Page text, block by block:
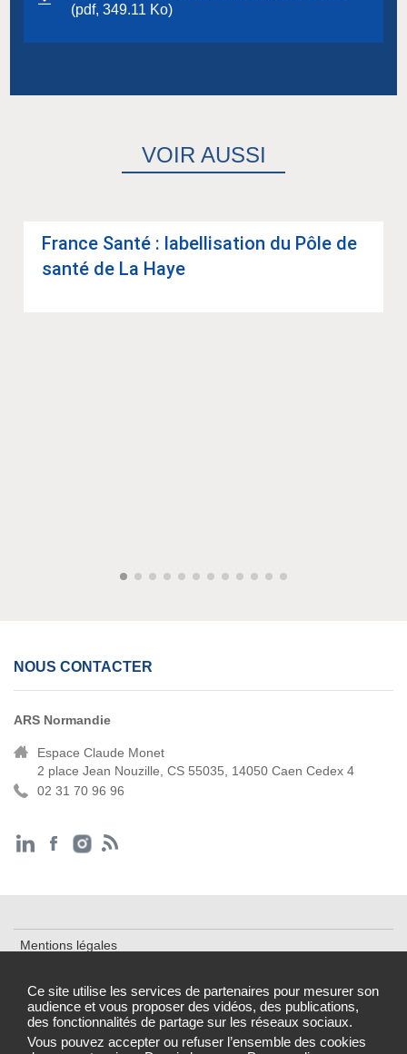
Ce site utilise les services de partenaires pour mesurer son
audience et vous proposer des vidéos, des publications,
des fonctionnalités de partage sur les réseaux sociaux.
Vous pouvez accepter ou refuser l’ensemble des cookies
(pdf, 349.11 Ko)
VOIR AUSSI
France Santé : label­li­sa­tion du Pôle de
santé de La Haye
NOUS CONTACTER
ARS Normandie
Espace Claude Monet
2 place Jean Nouzille, CS 55035, 14050 Caen Cedex 4
02 31 70 96 96
Mentions légales
Accessibilité : partiellement conforme
Gestion des cookies